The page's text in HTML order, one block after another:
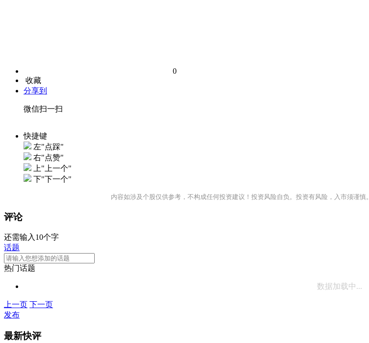
0
收藏
分享到
微信扫一扫
快捷键
左"点踩"
右"点赞"
上"上一个"
下"下一个"
内容如涉及个股仅供参考，不构成任何投资建议！投资风险自负。投资有风险，入市须谨慎。
评论
还需输入10个字
话题
热门话题
数据加载中...
上一页 下一页
发布
最新快评